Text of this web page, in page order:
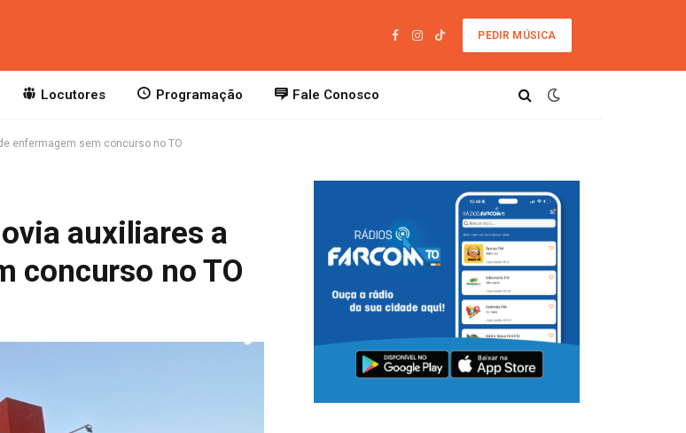
Facebook
Instagram
TikTok
PEDIR MÚSICA
Locutores Programação Fale Conosco
enfermagem sem concurso no TO
auxiliares a
concurso no TO